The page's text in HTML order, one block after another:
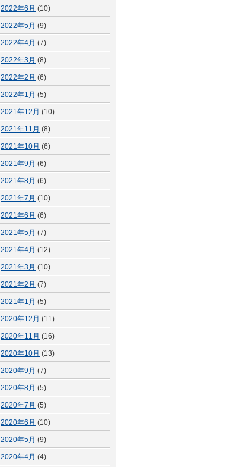
2022年6月 (10)
2022年5月 (9)
2022年4月 (7)
2022年3月 (8)
2022年2月 (6)
2022年1月 (5)
2021年12月 (10)
2021年11月 (8)
2021年10月 (6)
2021年9月 (6)
2021年8月 (6)
2021年7月 (10)
2021年6月 (6)
2021年5月 (7)
2021年4月 (12)
2021年3月 (10)
2021年2月 (7)
2021年1月 (5)
2020年12月 (11)
2020年11月 (16)
2020年10月 (13)
2020年9月 (7)
2020年8月 (5)
2020年7月 (5)
2020年6月 (10)
2020年5月 (9)
2020年4月 (4)